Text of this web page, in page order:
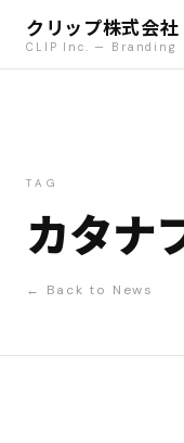
クリップ株式会社
CLIP Inc. — Branding
TAG
カタナ
← Back to News